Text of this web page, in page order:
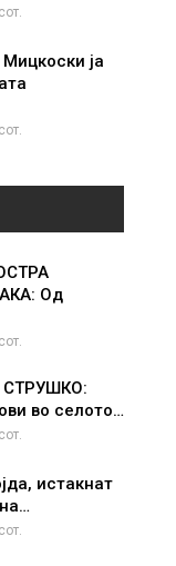
ја
Од
во селото…
истакнат